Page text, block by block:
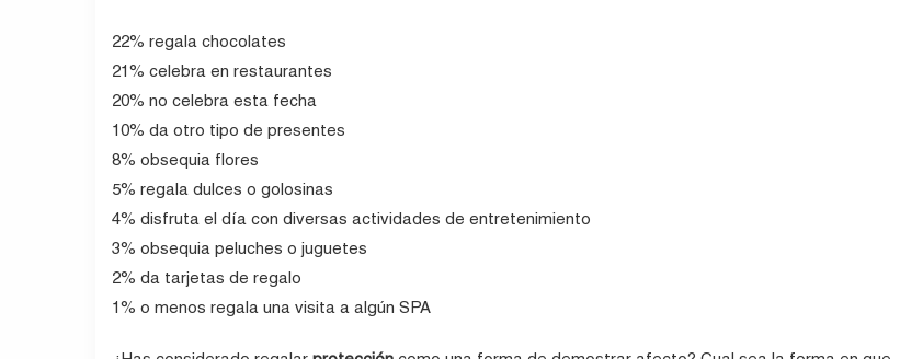
22% regala chocolates
21% celebra en restaurantes
20% no celebra esta fecha
10% da otro tipo de presentes
8% obsequia flores
5% regala dulces o golosinas
4% disfruta el día con diversas actividades de entretenimiento
3% obsequia peluches o juguetes
2% da tarjetas de regalo
1% o menos regala una visita a algún SPA